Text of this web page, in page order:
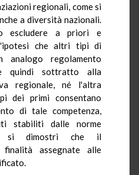
regionali, come si
a diversità nazionali.
escludere a priori e
che altri tipi di
analogo regolamento
quindi sottratto alla
regionale, né l'altra
dei primi consentano
di tale competenza,
stabiliti dalle norme
si dimostri che il
finalità assegnate alle